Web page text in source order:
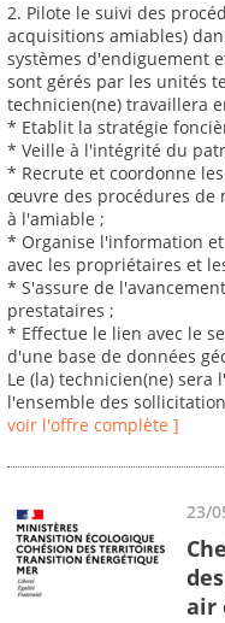
2. Pilote le suivi des
acquisitions amiables)
systèmes d'endiguement
sont gérés par les unités
technicien(ne) travaillera
* Etablit la stratégie
* Veille à l'intégrité du
* Recrute et coordonne
œuvre des procédures de
à l'amiable ;
* Organise l'information
avec les propriétaires et
* S'assure de
prestataires ;
* Effectue le lien avec le
d'une base de données
Le (la) technicien(ne)
l'ensemble des
voir l'offre complète ]
23/
air